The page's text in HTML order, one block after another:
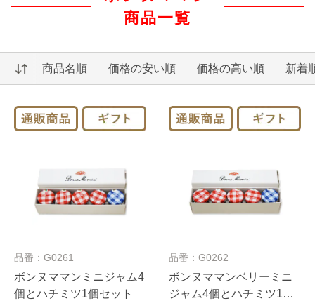
商品一覧
商品名順 価格の安い順 価格の高い順 新着
品番：G0261
ボンヌママンミニジャム4
個とハチミツ1個セット
品番：G0262
ボンヌママンベリーミニ
ジャム4個とハチミツ1個